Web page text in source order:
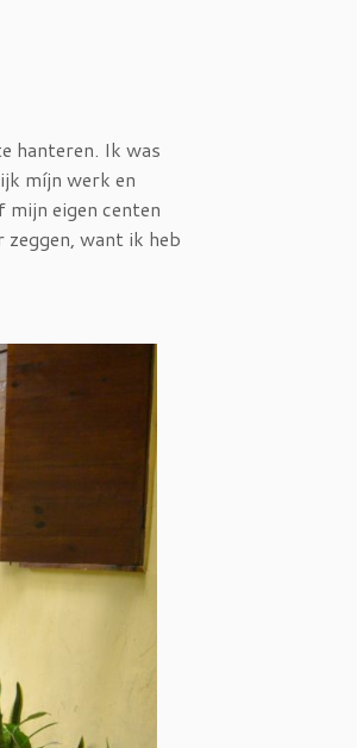
hanteren. Ik was
míjn werk en
eigen centen
zeggen, want ik heb